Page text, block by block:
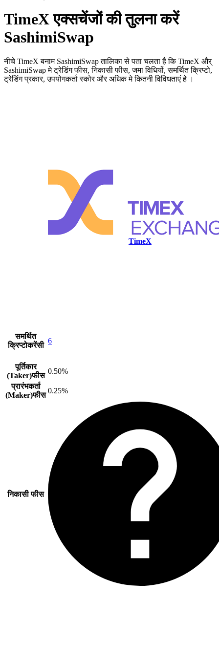
TimeX एक्सचेंजों की तुलना करें
SashimiSwap
नीचे TimeX बनाम SashimiSwap तालिका से पता चलता है कि TimeX और्
SashimiSwap मे ट्रेडिंग फीस, निकासी फीस, जमा विधियों, समर्थित क्रिप्टो,
ट्रेडिंग प्रकार, उपयोगकर्ता स्कोर और अधिक मे कितनी विविधताएं हे ।
TimeX
समर्थित
क्रिप्टोकरेंसी
6
पूर्तिकार
(Taker)फीस
0.50%
प्रारंभकर्ता
(Maker)फीस
0.25%
निकासी फीस